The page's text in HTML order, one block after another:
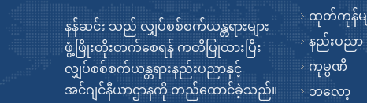
အလိုအလျောက် Brushless အဝတ်လျှော်စက် မော်တာ ပေးသွင်းသူ
နန်ဆင်း သည် လျှပ်စစ်စက်ယန္တရားများ
ဖွံ့ဖြိုးတိုးတက်စေရန် ကတိပြုထားပြီး
လျှပ်စစ်စက်ယန္တရားနည်းပညာနှင့်
အင်ဂျင်နီယာဌာနကို တည်ထောင်ခဲ့သည်။
ထုတ်ကုန်မျ
နည်းပညာ
ကုမ္ပဏီ
ဘလော့